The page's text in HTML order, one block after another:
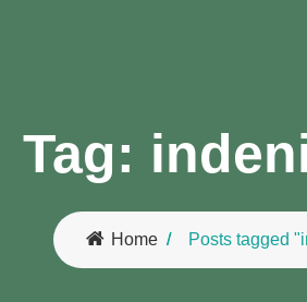
Tag:
Home Posts tagged